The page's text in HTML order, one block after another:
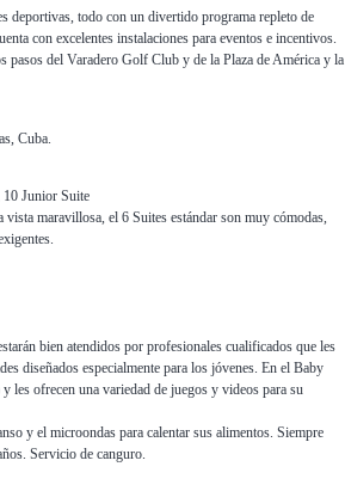
deportivas, todo con un divertido programa repleto de
con excelentes instalaciones para eventos e incentivos.
pasos del Varadero Golf Club y de la Plaza de América y la
Cuba.
10 Junior Suite
maravillosa, el 6 Suites estándar son muy cómodas,
bien atendidos por profesionales cualificados que les
diseñados especialmente para los jóvenes. En el Baby
les ofrecen una variedad de juegos y videos para su
y el microondas para calentar sus alimentos. Siempre
Servicio de canguro.